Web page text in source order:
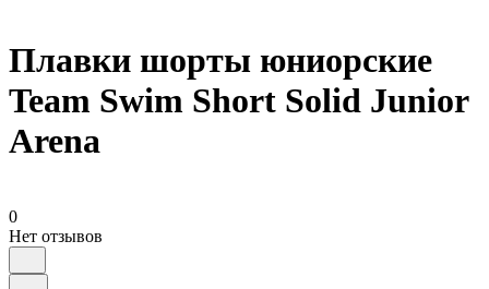
Плавки шорты юниорские
Team Swim Short Solid Junior
Arena
0
Нет отзывов